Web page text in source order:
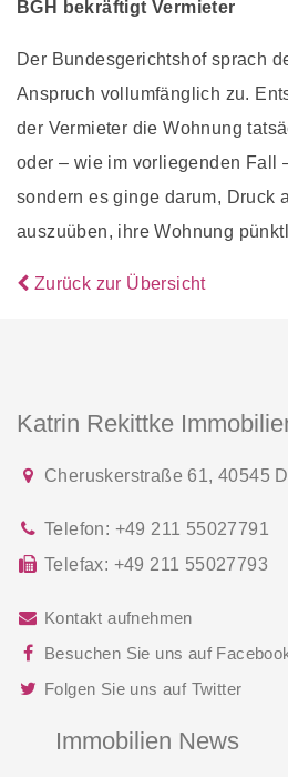
BGH bekräftigt Vermieter
Der Bundesgerichtshof sprach
Anspruch vollumfänglich zu.
der Vermieter die Wohnung
oder – wie im vorliegenden Fall
sondern es ginge darum, Druck
auszuüben, ihre Wohnung
Zurück zur Übersicht
Katrin Rekittke
Cheruskerstraße 61, 40545
Telefon: +49 211 55027791
Telefax: +49 211 55027793
Kontakt aufnehmen
Besuchen Sie uns auf
Folgen Sie uns auf Twitter
Immobilien News